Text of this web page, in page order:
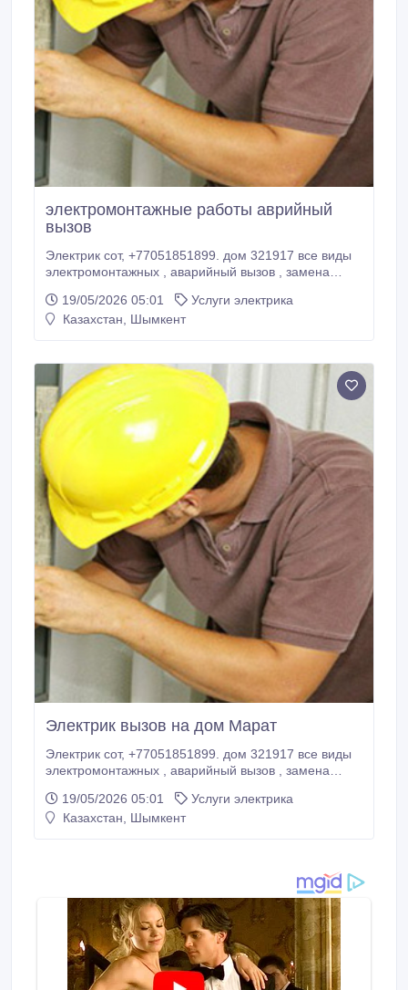
электромонтажные работы аврийный
вызов
Электрик сот, +77051851899. дом 321917 все виды
электромонтажных , аварийный вызов , замена
демонтаж оборудования , навес люстр, бра,
электромонтаж под ключ домов и офисов.
19/05/2026 05:01
Услуги электрика
Казахстан, Шымкент
Электрик вызов на дом Марат
Электрик сот, +77051851899. дом 321917 все виды
электромонтажных , аварийный вызов , замена
демонтаж оборудования , навес люстр, бра,
электромонтаж под ключ домов и офисов.
19/05/2026 05:01
Услуги электрика
Казахстан, Шымкент